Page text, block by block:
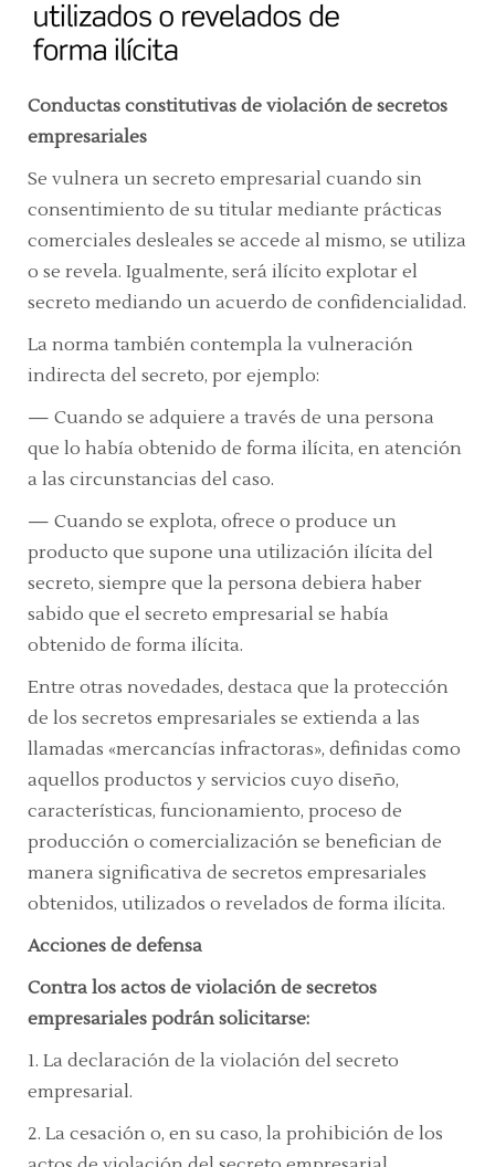
Conductas constitutivas de violación de secretos
empresariales
Se vulnera un secreto empresarial cuando sin
consentimiento de su titular mediante prácticas
comerciales desleales se accede al mismo, se utiliza
o se revela. Igualmente, será ilícito explotar el
secreto mediando un acuerdo de confidencialidad.
La norma también contempla la vulneración
indirecta del secreto, por ejemplo:
— Cuando se adquiere a través de una persona
que lo había obtenido de forma ilícita, en atención
a las circunstancias del caso.
— Cuando se explota, ofrece o produce un
producto que supone una utilización ilícita del
secreto, siempre que la persona debiera haber
sabido que el secreto empresarial se había
obtenido de forma ilícita.
Entre otras novedades, destaca que la protección
de los secretos empresariales se extienda a las
llamadas «mercancías infractoras», definidas como
aquellos productos y servicios cuyo diseño,
características, funcionamiento, proceso de
producción o comercialización se benefician de
manera significativa de secretos empresariales
obtenidos, utilizados o revelados de forma ilícita.
Acciones de defensa
Contra los actos de violación de secretos
empresariales podrán solicitarse:
1. La declaración de la violación del secreto
empresarial.
2. La cesación o, en su caso, la prohibición de los